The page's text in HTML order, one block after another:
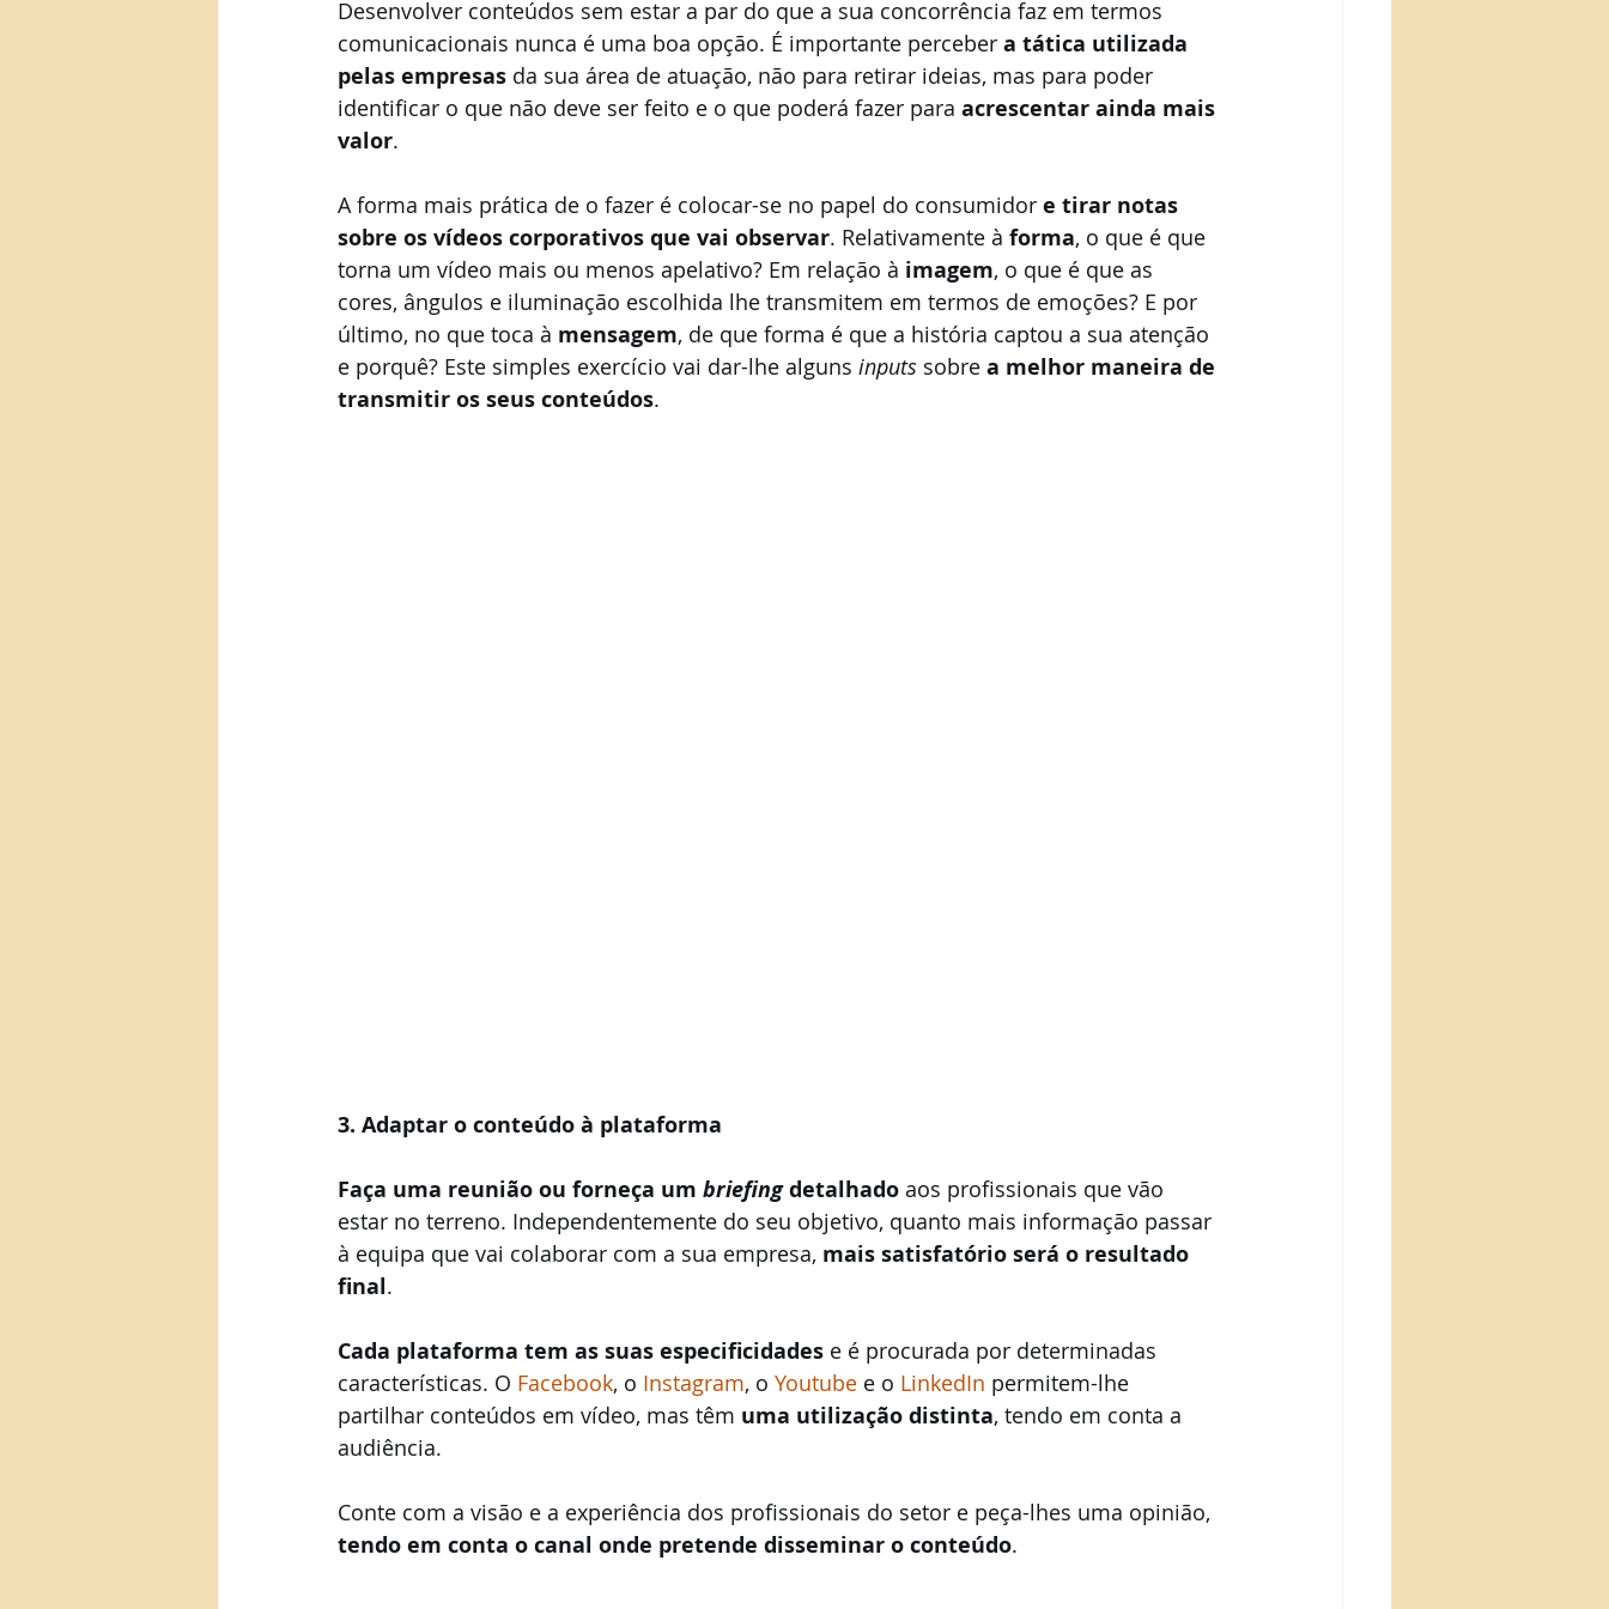
Desenvolver conteúdos sem estar a par do que a sua concorrência faz em termos
comunicacionais nunca é uma boa opção. É importante perceber a tática utilizada
pelas empresas da sua área de atuação, não para retirar ideias, mas para poder
identificar o que não deve ser feito e o que poderá fazer para acrescentar ainda mais
valor.
A forma mais prática de o fazer é colocar-se no papel do consumidor e tirar notas
sobre os vídeos corporativos que vai observar. Relativamente à forma, o que é que
torna um vídeo mais ou menos apelativo? Em relação à imagem, o que é que as
cores, ângulos e iluminação escolhida lhe transmitem em termos de emoções? E por
último, no que toca à mensagem, de que forma é que a história captou a sua atenção
e porquê? Este simples exercício vai dar-lhe alguns inputs sobre a melhor maneira de
transmitir os seus conteúdos.
3. Adaptar o conteúdo à plataforma
Faça uma reunião ou forneça um briefing detalhado aos profissionais que vão
estar no terreno. Independentemente do seu objetivo, quanto mais informação passar
à equipa que vai colaborar com a sua empresa, mais satisfatório será o resultado
final.
Cada plataforma tem as suas especificidades e é procurada por determinadas
características. O Facebook, o Instagram, o Youtube e o LinkedIn permitem-lhe
partilhar conteúdos em vídeo, mas têm uma utilização distinta, tendo em conta a
audiência.
Conte com a visão e a experiência dos profissionais do setor e peça-lhes uma opinião,
tendo em conta o canal onde pretende disseminar o conteúdo.